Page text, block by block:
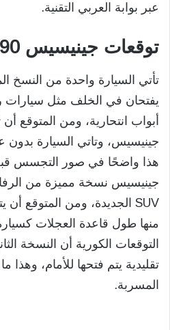
عبر بوابة العربي التقنية.
توقعات جينيسيس GV90 القادمة
تأتي السيارة واحدة من النسخ
يفتحان في الخلف مثل
أبواب انتحارية، ومن المتوقع
هذا واضحًا في صور التجسس
جينيسيس نسخة مميزة من
التوقعات الكورية أن النسخة
تقليدية يتم فتحها للأمام،
المسربة.